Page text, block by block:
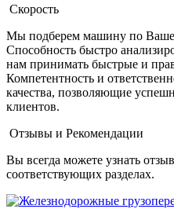
Скорость
Мы подберем машину по Вашей
Способность быстро
нам принимать быстрые и
Компетентность и
качества, позволяющие
клиентов.
Отзывы и Рекомендации
Вы всегда можете узнать
соответствующих разделах.